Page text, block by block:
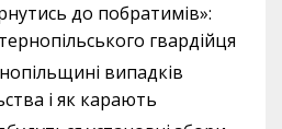
до побратимів»:
гвардійця
випадків
і як карають